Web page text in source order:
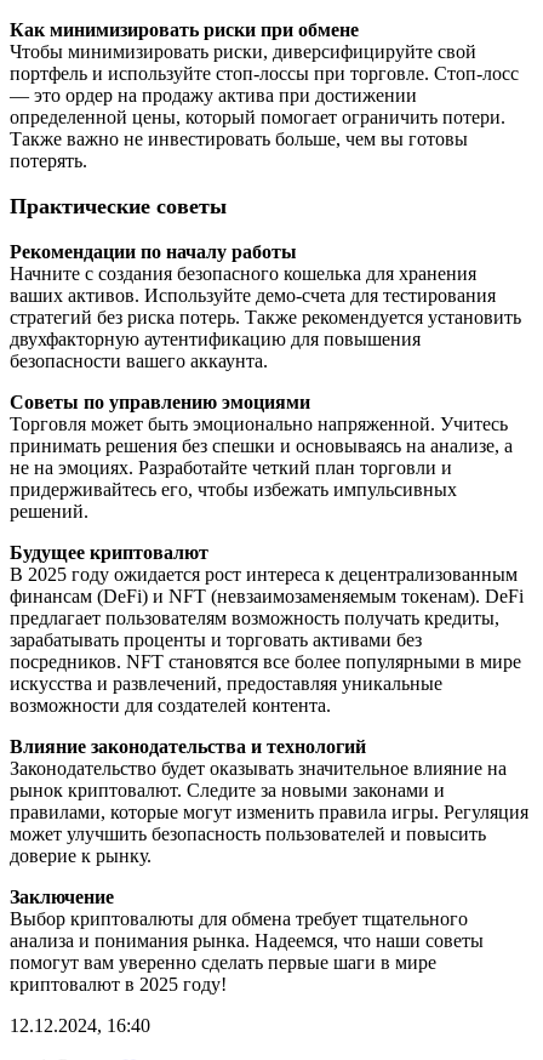
Как минимизировать риски при обмене
Чтобы минимизировать риски, диверсифицируйте свой
портфель и используйте стоп-лоссы при торговле. Стоп-лосс
— это ордер на продажу актива при достижении
определенной цены, который помогает ограничить потери.
Также важно не инвестировать больше, чем вы готовы
потерять.
Практические советы
Рекомендации по началу работы
Начните с создания безопасного кошелька для хранения
ваших активов. Используйте демо-счета для тестирования
стратегий без риска потерь. Также рекомендуется установить
двухфакторную аутентификацию для повышения
безопасности вашего аккаунта.
Советы по управлению эмоциями
Торговля может быть эмоционально напряженной. Учитесь
принимать решения без спешки и основываясь на анализе, а
не на эмоциях. Разработайте четкий план торговли и
придерживайтесь его, чтобы избежать импульсивных
решений.
Будущее криптовалют
В 2025 году ожидается рост интереса к децентрализованным
финансам (DeFi) и NFT (невзаимозаменяемым токенам). DeFi
предлагает пользователям возможность получать кредиты,
зарабатывать проценты и торговать активами без
посредников. NFT становятся все более популярными в мире
искусства и развлечений, предоставляя уникальные
возможности для создателей контента.
Влияние законодательства и технологий
Законодательство будет оказывать значительное влияние на
рынок криптовалют. Следите за новыми законами и
правилами, которые могут изменить правила игры. Регуляция
может улучшить безопасность пользователей и повысить
доверие к рынку.
Заключение
Выбор криптовалюты для обмена требует тщательного
анализа и понимания рынка. Надеемся, что наши советы
помогут вам уверенно сделать первые шаги в мире
криптовалют в 2025 году!
12.12.2024, 16:40